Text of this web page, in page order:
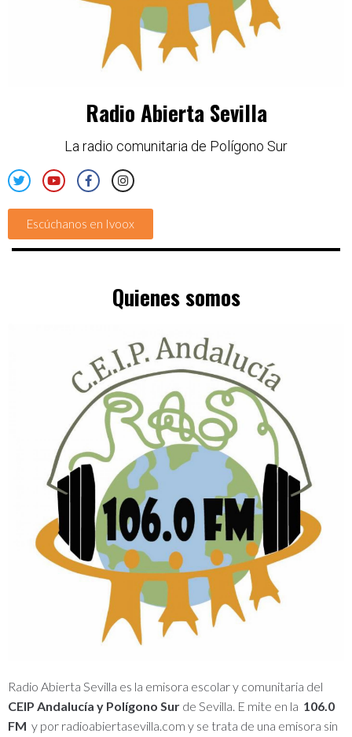
Radio Abierta Sevilla
La radio comunitaria de Polígono Sur
Escúchanos en Ivoox
Quienes somos
Radio Abierta Sevilla es la emisora ​​escolar y comunitaria del
CEIP Andalucía y Polígono Sur de Sevilla. E mite en la 106.0
FM y por radioabiertasevilla.com y se trata de una emisora ​​sin